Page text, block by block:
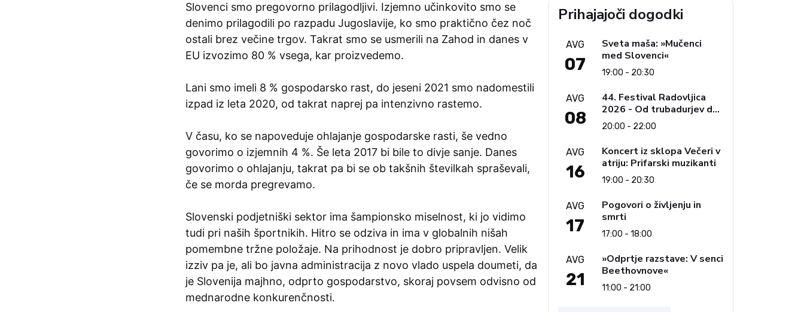
Slovenci smo pregovorno prilagodljivi. Izjemno učinkovito smo se
denimo prilagodili po razpadu Jugoslavije, ko smo praktično čez noč
ostali brez večine trgov. Takrat smo se usmerili na Zahod in danes v
EU izvozimo 80 % vsega, kar proizvedemo.
Lani smo imeli 8 % gospodarsko rast, do jeseni 2021 smo nadomestili
izpad iz leta 2020, od takrat naprej pa intenzivno rastemo.
V času, ko se napoveduje ohlajanje gospodarske rasti, še vedno
govorimo o izjemnih 4 %. Še leta 2017 bi bile to divje sanje. Danes
govorimo o ohlajanju, takrat pa bi se ob takšnih številkah spraševali,
če se morda pregrevamo.
Slovenski podjetniški sektor ima šampionsko miselnost, ki jo vidimo
tudi pri naših športnikih. Hitro se odziva in ima v globalnih nišah
pomembne tržne položaje. Na prihodnost je dobro pripravljen. Velik
izziv pa je, ali bo javna administracija z novo vlado uspela doumeti, da
je Slovenija majhno, odprto gospodarstvo, skoraj povsem odvisno od
mednarodne konkurenčnosti.
Prihajajoči dogodki
AVG
07
Sveta maša: »Mučenci
med Slovenci«
19:00 - 20:30
AVG
08
44. Festival Radovljica
2026 - Od trubadurjev do
Brahmsa
20:00 - 22:00
AVG
16
Koncert iz sklopa Večeri v
atriju: Prifarski muzikanti
19:00 - 20:30
AVG
17
Pogovori o življenju in
smrti
17:00 - 18:00
AVG
21
»Odprtje razstave: V senci
Beethovnove«
11:00 - 21:00